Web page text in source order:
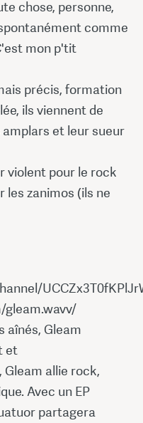
chose, personne,
comme
mon p'tit
précis, formation
ils viennent de
amplars et leur sueur
violent pour le rock
les zanimos (ils ne
aînés, Gleam
et
Gleam allie rock,
Avec un EP
partagera